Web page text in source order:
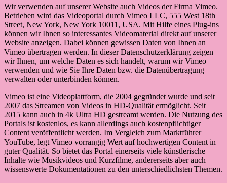
Wir verwenden auf unserer Website auch Videos der Firma Vimeo.
Betrieben wird das Videoportal durch Vimeo LLC, 555 West 18th
Street, New York, New York 10011, USA. Mit Hilfe eines Plug-ins
können wir Ihnen so interessantes Videomaterial direkt auf unserer
Website anzeigen. Dabei können gewissen Daten von Ihnen an
Vimeo übertragen werden. In dieser Datenschutzerklärung zeigen
wir Ihnen, um welche Daten es sich handelt, warum wir Vimeo
verwenden und wie Sie Ihre Daten bzw. die Datenübertragung
verwalten oder unterbinden können.
Vimeo ist eine Videoplattform, die 2004 gegründet wurde und seit
2007 das Streamen von Videos in HD-Qualität ermöglicht. Seit
2015 kann auch in 4k Ultra HD gestreamt werden. Die Nutzung des
Portals ist kostenlos, es kann allerdings auch kostenpflichtiger
Content veröffentlicht werden. Im Vergleich zum Marktführer
YouTube, legt Vimeo vorrangig Wert auf hochwertigen Content in
guter Qualität. So bietet das Portal einerseits viele künstlerische
Inhalte wie Musikvideos und Kurzfilme, andererseits aber auch
wissenswerte Dokumentationen zu den unterschiedlichsten Themen.